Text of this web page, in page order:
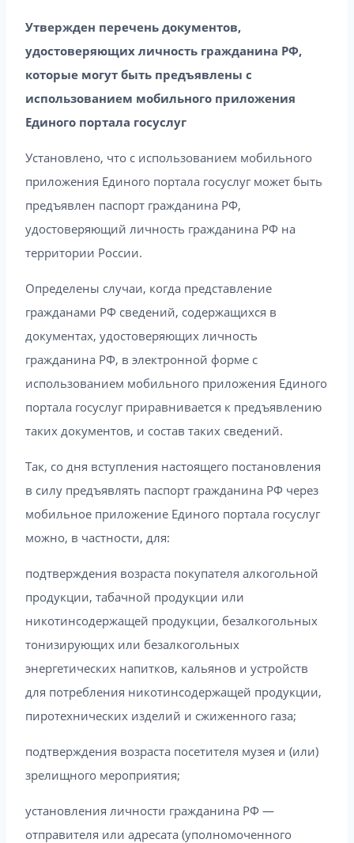
Утвержден перечень документов,
удостоверяющих личность гражданина РФ,
которые могут быть предъявлены с
использованием мобильного приложения
Единого портала госуслуг
Установлено, что с использованием мобильного
приложения Единого портала госуслуг может быть
предъявлен паспорт гражданина РФ,
удостоверяющий личность гражданина РФ на
территории России.
Определены случаи, когда представление
гражданами РФ сведений, содержащихся в
документах, удостоверяющих личность
гражданина РФ, в электронной форме с
использованием мобильного приложения Единого
портала госуслуг приравнивается к предъявлению
таких документов, и состав таких сведений.
Так, со дня вступления настоящего постановления
в силу предъявлять паспорт гражданина РФ через
мобильное приложение Единого портала госуслуг
можно, в частности, для:
подтверждения возраста покупателя алкогольной
продукции, табачной продукции или
никотинсодержащей продукции, безалкогольных
тонизирующих или безалкогольных
энергетических напитков, кальянов и устройств
для потребления никотинсодержащей продукции,
пиротехнических изделий и сжиженного газа;
подтверждения возраста посетителя музея и (или)
зрелищного мероприятия;
установления личности гражданина РФ —
отправителя или адресата (уполномоченного